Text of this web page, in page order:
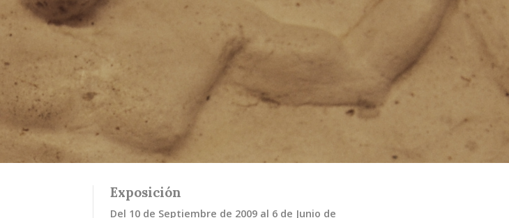
Exposición
Del 10 de Septiembre de 2009 al 6 de Junio de